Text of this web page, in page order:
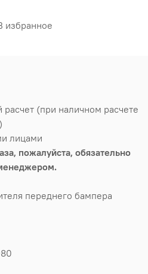
избранное
(при наличном расчете
лицами
пожалуйста, обязательно
переднего бампера